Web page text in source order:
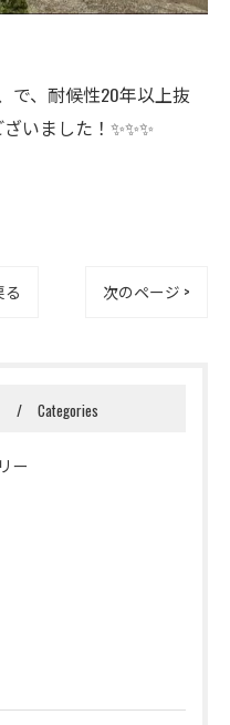
で、耐候性20年以上抜
いました！✨✨✨
る 次のページ >
Categories
ー